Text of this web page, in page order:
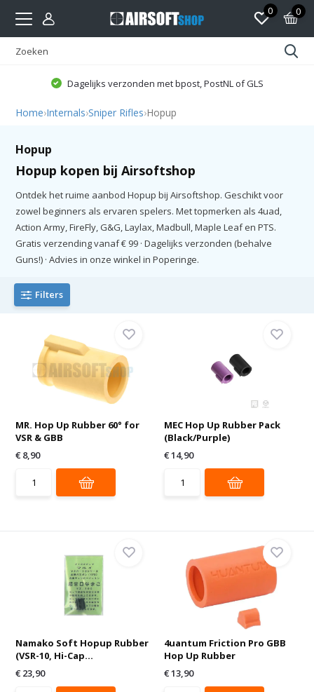
0 0
Dagelijks verzonden met bpost, PostNL of GLS
Home›Internals›Sniper Rifles›Hopup
Hopup
Hopup kopen bij Airsoftshop
Ontdek het ruime aanbod Hopup bij Airsoftshop. Geschikt voor
zowel beginners als ervaren spelers. Met topmerken als 4uad,
Action Army, FireFly, G&G, Laylax, Madbull, Maple Leaf en PTS.
Gratis verzending vanaf € 99 · Dagelijks verzonden (behalve
Guns!) · Advies in onze winkel in Poperinge.
Filters
MR. Hop Up Rubber 60° for
VSR & GBB
€ 8,90
MEC Hop Up Rubber Pack
(Black/Purple)
€ 14,90
Namako Soft Hopup Rubber
(VSR-10, Hi-Cap...
€ 23,90
4uantum Friction Pro GBB
Hop Up Rubber
€ 13,90